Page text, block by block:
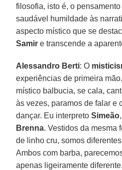
filosofia, isto é, o
saudável humildade às
aspecto místico que se
Samir e transcende a
Alessandro Berti: O
experiências de primeira
místico balbucia, se cala,
às vezes, paramos de falar e
dançar. Eu interpretoSimeão
Brenna. Vestidos da mesma
de linho cru, somos
Ambos com barba,
apenas ligeiramente